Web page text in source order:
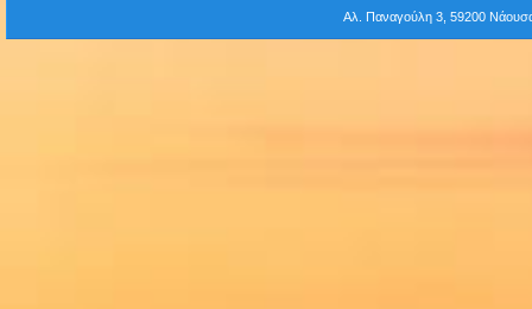
Αλ. Παναγούλη 3, 59200